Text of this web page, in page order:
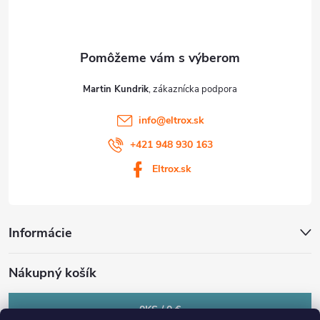
Martin Kundrik
info@eltrox.sk
+421 948 930 163
Eltrox.sk
Informácie
Nákupný košík
0KS /0 €